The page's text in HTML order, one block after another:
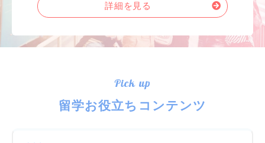
詳細を見る
Pick up
留学お役立ちコンテンツ